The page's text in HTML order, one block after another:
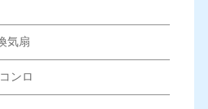
気扇
ンロ